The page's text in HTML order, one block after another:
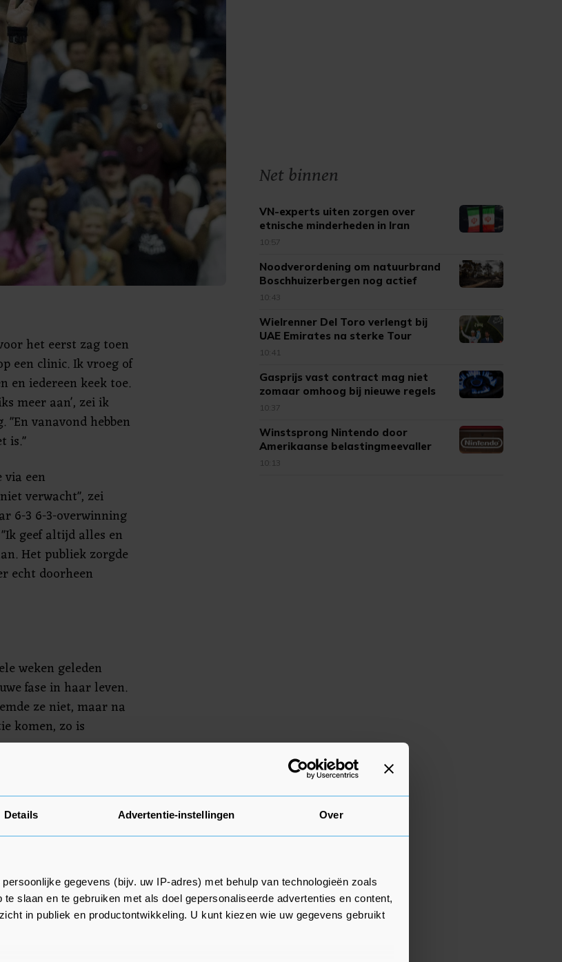
Details Advertentie-instellingen Over
gegevens (bijv. uw IP-adres) met behulp van technologieën zoals
slaan en te gebruiken met als doel gepersonaliseerde advertenties en content,
in publiek en productontwikkeling. U kunt kiezen wie uw gegevens gebruikt
het eerst zag toen
een clinic. Ik vroeg of
en iedereen keek toe.
meer aan', zei ik
"En vanavond hebben
is."
een
verwacht", zei
6-3 6-3-overwinning
geef altijd alles en
Het publiek zorgde
echt doorheen
weken geleden
fase in haar leven.
ze niet, maar na
komen, zo is
en dat is het altijd
het is tijd voor
het Serena 2.0.
niet hoef te
een goede mam zijn
voordat ze haar 4
Net binnen
VN-experts uiten zorgen over
etnische minderheden in Iran
10:57
Noodverordening om natuurbrand
Boschhuizerbergen nog actief
10:43
Wielrenner Del Toro verlengt bij
UAE Emirates na sterke Tour
10:41
Gasprijs vast contract mag niet
zomaar omhoog bij nieuwe regels
10:37
Winstsprong Nintendo door
Amerikaanse belastingmeevaller
10:13